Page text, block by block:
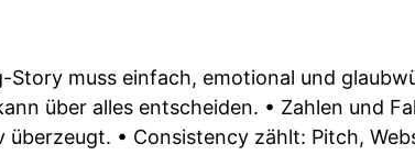
Story muss einfach, emotional und
über alles entscheiden. • Zahlen und
überzeugt. • Consistency zählt: Pitch,